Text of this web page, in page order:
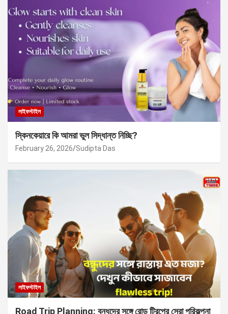
লাইফস্টাইল
স্কিনকেয়ারে কি আমরা ভুল সিদ্ধান্ত নিচ্ছি?
February 26, 2026 Sudipta Das
লাইফস্টাইল
Road Trip Planning: বন্ধুদের সঙ্গে রোড ট্রিপের সেরা পরিকল্পনা